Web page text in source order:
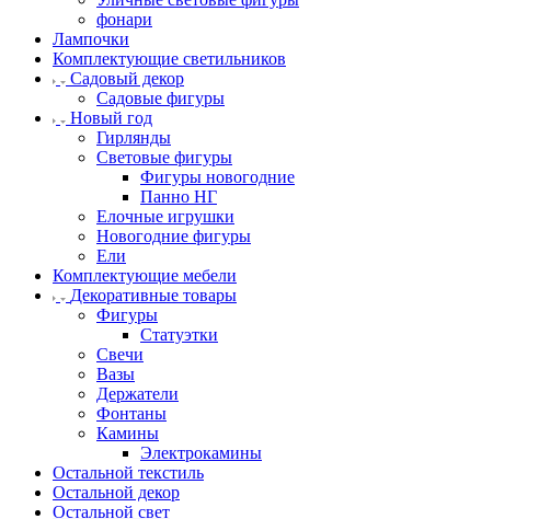
фонари
Лампочки
Комплектующие светильников
Садовый декор
Садовые фигуры
Новый год
Гирлянды
Световые фигуры
Фигуры новогодние
Панно НГ
Елочные игрушки
Новогодние фигуры
Ели
Комплектующие мебели
Декоративные товары
Фигуры
Статуэтки
Свечи
Вазы
Держатели
Фонтаны
Камины
Электрокамины
Остальной текстиль
Остальной декор
Остальной свет